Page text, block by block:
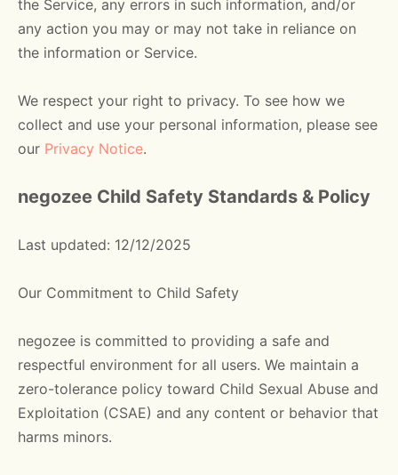
the Service, any errors in such information, and/or
any action you may or may not take in reliance on
the information or Service.
We respect your right to privacy. To see how we
collect and use your personal information, please see
our Privacy Notice.
negozee Child Safety Standards & Policy
Last updated: 12/12/2025
Our Commitment to Child Safety
negozee is committed to providing a safe and
respectful environment for all users. We maintain a
zero-tolerance policy toward Child Sexual Abuse and
Exploitation (CSAE) and any content or behavior that
harms minors.